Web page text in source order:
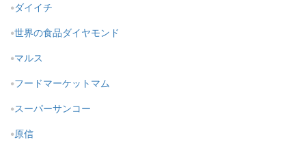
ダイイチ
世界の食品ダイヤモンド
マルス
フードマーケットマム
スーパーサンコー
原信